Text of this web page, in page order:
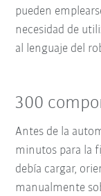
pueden
necesidad de
al lenguaje del
300
Antes de la
minutos para la
debía cargar,
manualmente